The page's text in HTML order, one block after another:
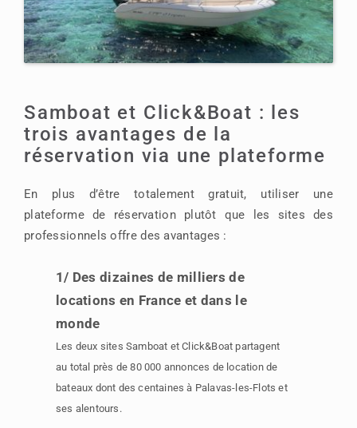
Samboat et Click&Boat : les
trois avantages de la
réservation via une plateforme
En plus d’être totalement gratuit, utiliser une
plateforme de réservation plutôt que les sites des
professionnels offre des avantages :
1/ Des dizaines de milliers de
locations en France et dans le
monde
Les deux sites Samboat et Click&Boat partagent
au total près de 80 000 annonces de location de
bateaux dont des centaines à Palavas-les-Flots et
ses alentours.